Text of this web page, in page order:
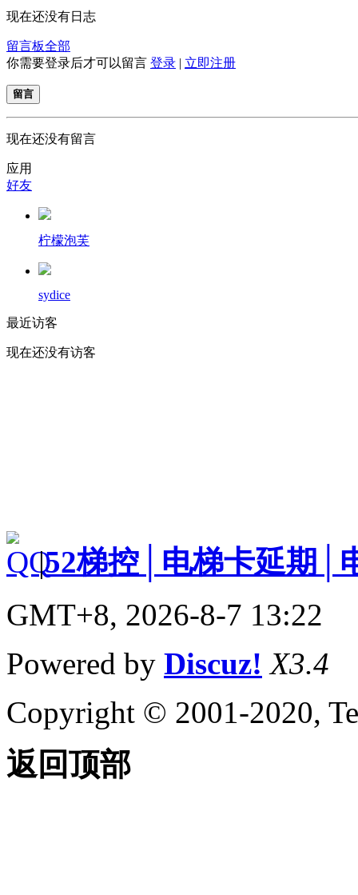
现在还没有日志
留言板全部
你需要登录后才可以留言 登录 | 立即注册
留言
现在还没有留言
应用
好友
柠檬泡芙
sydice
最近访客
现在还没有访客
|52梯控│电梯卡延期│
GMT+8, 2026-8-7 13:22
Powered by Discuz! X3.4
Copyright © 2001-2020,
返回顶部